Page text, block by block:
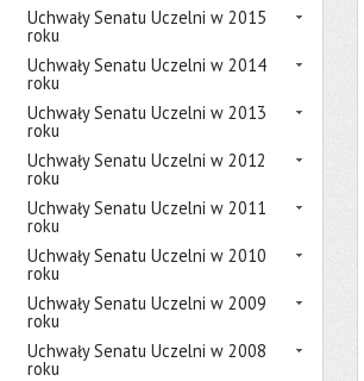
Uchwały Senatu Uczelni w 2015
roku
Uchwały Senatu Uczelni w 2014
roku
Uchwały Senatu Uczelni w 2013
roku
Uchwały Senatu Uczelni w 2012
roku
Uchwały Senatu Uczelni w 2011
roku
Uchwały Senatu Uczelni w 2010
roku
Uchwały Senatu Uczelni w 2009
roku
Uchwały Senatu Uczelni w 2008
roku